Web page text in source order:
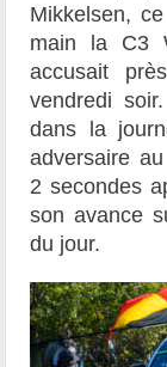
Mikkelsen,
main la C3
accusait
vendredi
dans la
adversaire
2 secondes
son avance
du jour.